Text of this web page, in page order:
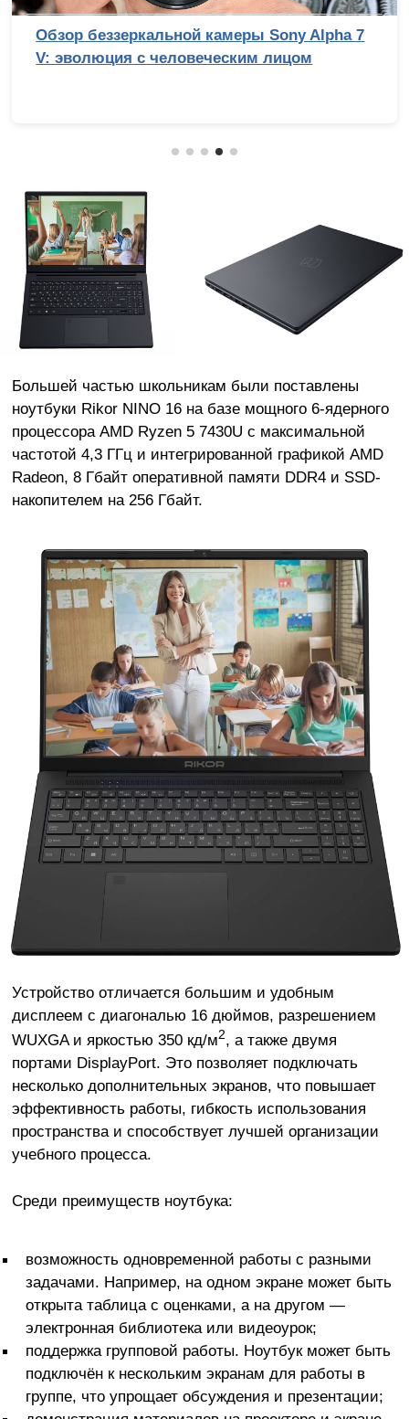
Обзор беззеркальной камеры Sony Alpha 7
V: эволюция с человеческим лицом
Большей частью школьникам были поставлены
ноутбуки Rikor NINO 16 на базе мощного 6-ядерного
процессора AMD Ryzen 5 7430U c максимальной
частотой 4,3 ГГц и интегрированной графикой AMD
Radeon, 8 Гбайт оперативной памяти DDR4 и SSD-
накопителем на 256 Гбайт.
Устройство отличается большим и удобным
дисплеем с диагональю 16 дюймов, разрешением
WUXGA и яркостью 350 кд/м2, а также двумя
портами DisplayPort. Это позволяет подключать
несколько дополнительных экранов, что повышает
эффективность работы, гибкость использования
пространства и способствует лучшей организации
учебного процесса.
Среди преимуществ ноутбука:
возможность одновременной работы с разными
задачами. Например, на одном экране может быть
открыта таблица с оценками, а на другом —
электронная библиотека или видеоурок;
поддержка групповой работы. Ноутбук может быть
подключён к нескольким экранам для работы в
группе, что упрощает обсуждения и презентации;